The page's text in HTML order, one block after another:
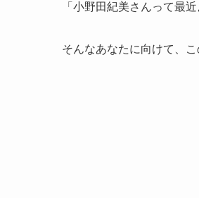
「小野田紀美さんって最
そんなあなたに向けて、